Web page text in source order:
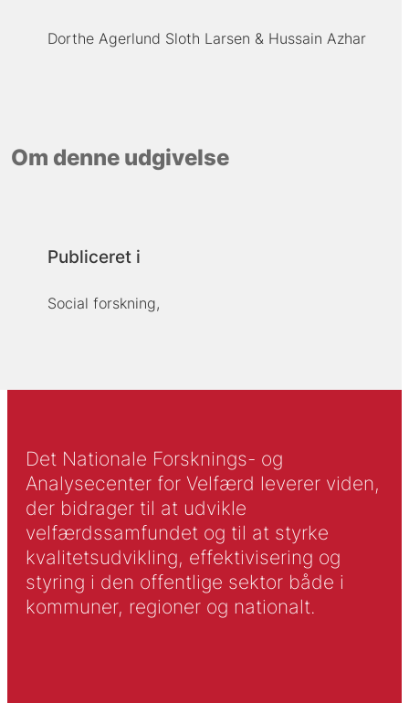
Dorthe Agerlund Sloth Larsen Hussain Azhar
Om denne udgivelse
Publiceret i
Social forskning,
Det Nationale Forsknings- og
Analysecenter for Velfærd leverer viden,
der bidrager til at udvikle
velfærdssamfundet og til at styrke
kvalitetsudvikling, effektivisering og
styring i den offentlige sektor både i
kommuner, regioner og nationalt.